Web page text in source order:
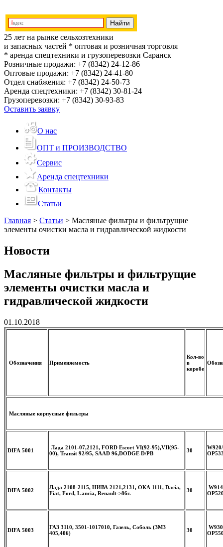
25 лет на рынке сельхозтехники
и запасных частей * оптовая и розничная торговля
* аренда спецтехники и грузоперевозки Саранск
Розничные продажи: +7 (8342) 24-12-86
Оптовые продажи: +7 (8342) 24-41-80
Отдел снабжения: +7 (8342) 24-50-73
Аренда спецтехники: +7 (8342) 30-81-24
Грузоперевозки: +7 (8342) 30-93-83
Оставить заявку
О нас
ОПТ и ПРОИЗВОДСТВО
Сервис
Аренда спецтехники
Контакты
Статьи
Главная > Статьи > Масляные фильтры и фильтрущие
элементы очистки масла и гидравлической жидкости
Новости
Масляные фильтры и фильтрущие
элементы очистки масла и
гидравлической жидкости
01.10.2018
Обозначения Применяемость
Кол-во
в
коробе
Масляные корпусные фильтры
DIFA 5001
Лада 2101-07,2121, FORD Escort VI(92-95),VII(95-
00), Transit 92/95, SAAD 96,DODGE D/PB
30
DIFA 5002
Лада 2108-2115, НИВА 2121,2131, ОКА 1111, Dacia,
Fiat, Ford, L ancia, Renault->86г.
30
DIFA 5003
ГАЗ 3110, 3501-1017010, Газель, Соболь (ЗМЗ
405,406)
30